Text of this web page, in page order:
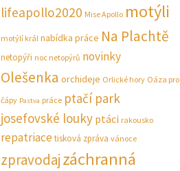
lifeapollo2020 Mise Apollo motýli
motýlí král nabídka práce Na Plachtě
netopýři noc netopýrů novinky
Olešenka orchideje Orlické hory Oáza pro
čápy Pastva práce ptačí park
josefovské louky ptáci rakousko
repatriacetisková zpráva vánoce
zpravodajzáchranná